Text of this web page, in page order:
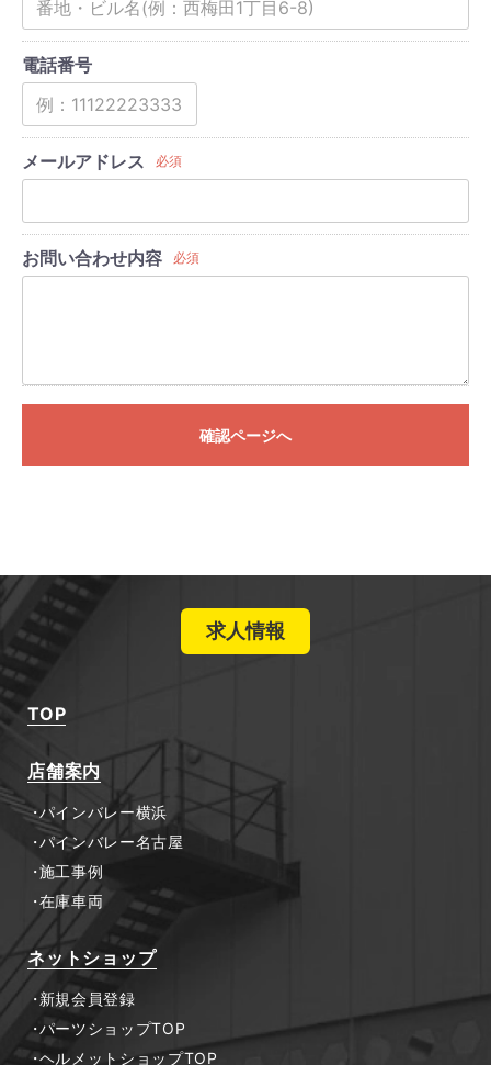
電話番号
メールアドレス 必須
お問い合わせ内容 必須
確認ページへ
求人情報
TOP
店舗案内
パインバレー横浜
パインバレー名古屋
施工事例
在庫車両
ネットショップ
新規会員登録
パーツショップTOP
ヘルメットショップTOP